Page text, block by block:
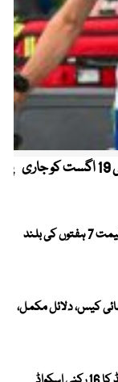
کیریبین پریمیئر لیگ ، قومی کرکٹرز کو این او سی 19 اگست کو جاری
عالمی مارکیٹ میں سونا مزید مہنگا ، قیمت 7 ہفتوں کی بلند
کیس، دلائل مکمل،